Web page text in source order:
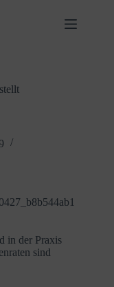
in der Praxis
sind